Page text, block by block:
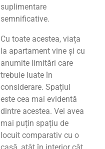
suplimentare
semnificative.
Cu toate acestea, viața
la apartament vine și cu
anumite limitări care
trebuie luate în
considerare. Spațiul
este cea mai evidentă
dintre acestea. Vei avea
mai puțin spațiu de
locuit comparativ cu o